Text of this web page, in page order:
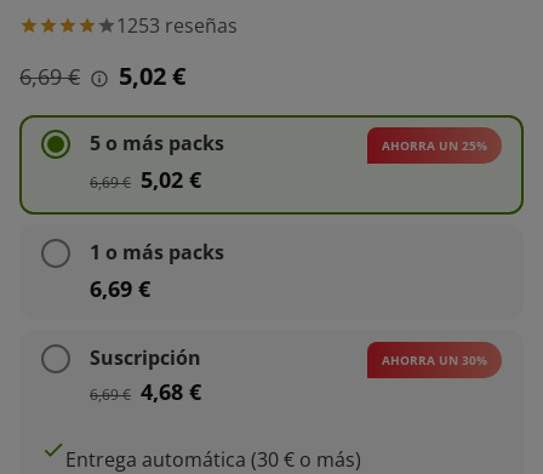
1253 reseñas
6,69 € 5,02 €
5 o más packs AHORRA UN 25%
6,69 € 5,02 €
1 o más packs
6,69 €
Suscripción AHORRA UN 30%
6,69 € 4,68 €
Entrega automática (30 € o más)